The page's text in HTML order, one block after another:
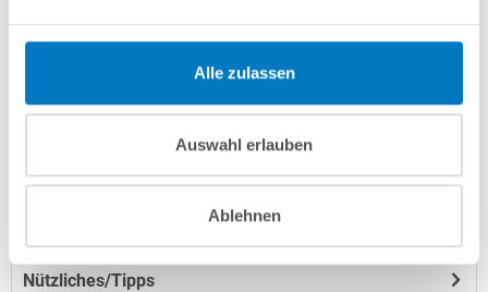
Alle zulassen
Auswahl erlauben
Ablehnen
Anleitungen/Datenblätter
Hinweise zum Versand / zur Lagerung
Nützliches/Tipps